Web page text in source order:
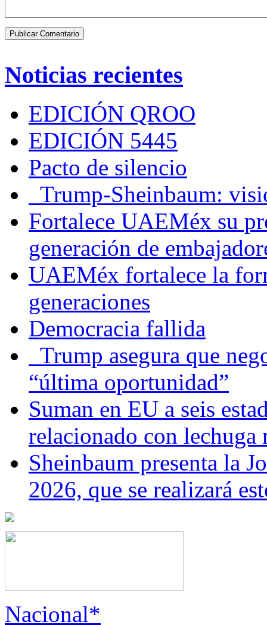
Noticias recientes
EDICIÓN QROO
EDICIÓN 5445
Pacto de silencio
Trump-Sheinbaum:
Fortalece UAEMéx su
generación de
UAEMéx fortalece la
generaciones
Democracia fallida
Trump asegura que
“última oportunidad”
Suman en EU a seis
relacionado con lechuga
Sheinbaum presenta la
2026, que se realizará
Nacional*